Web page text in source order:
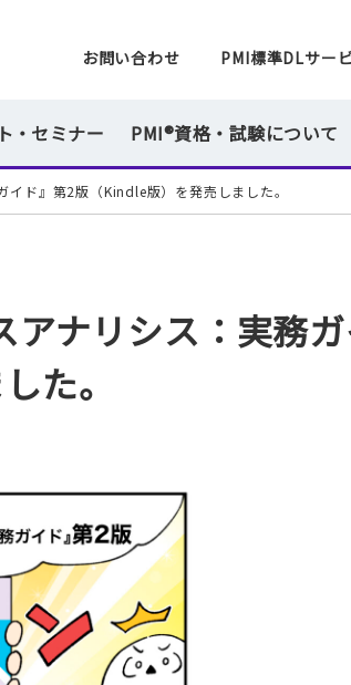
お問い合わせ PMI標準DLサー
・セミナー PMI®資格・試験について
ド』第2版（Kindle版）を発売しました。
アナリシス：実務
た。